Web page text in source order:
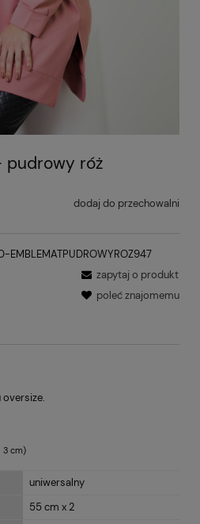
pudrowy róż
dodaj do przechowalni
zapytaj o produkt
poleć znajomemu
oversize.
3 cm)
uniwersalny
55 cm x 2